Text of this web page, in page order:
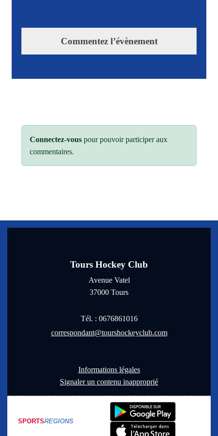
Commentez l’évènement
Connectez-vous pour pouvoir participer aux
commentaires.
Tours Hockey Club
Avenue Vatel
37000 Tours
Tél. : 0676861016
correspondant@tourshockeyclub.com
Informations légales
Signaler un contenu inapproprié
SPORTSREGIONS